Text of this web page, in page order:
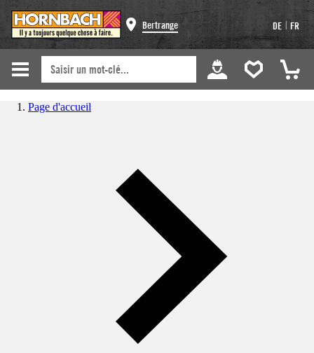
Bertrange DE | FR
Page d'accueil